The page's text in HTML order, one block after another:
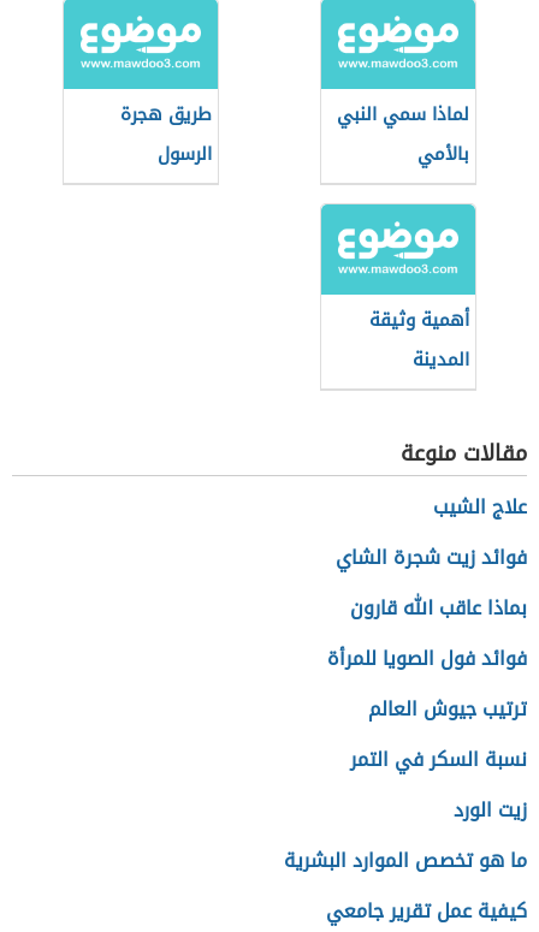
لماذا سمي النبي
بالأمي
طريق هجرة
الرسول
أهمية وثيقة
المدينة
مقالات منوعة
علاج الشيب
فوائد زيت شجرة الشاي
بماذا عاقب الله قارون
فوائد فول الصويا للمرأة
ترتيب جيوش العالم
نسبة السكر في التمر
زيت الورد
ما هو تخصص الموارد البشرية
كيفية عمل تقرير جامعي